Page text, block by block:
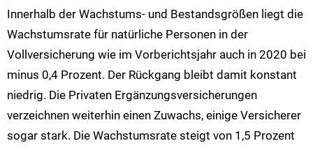
Innerhalb der Wachstums- und Bestandsgrößen liegt die
Wachstumsrate für natürliche Personen in der
Vollversicherung wie im Vorberichtsjahr auch in 2020 bei
minus 0,4 Prozent. Der Rückgang bleibt damit konstant
niedrig. Die Privaten Ergänzungsversicherungen
verzeichnen weiterhin einen Zuwachs, einige Versicherer
sogar stark. Die Wachstumsrate steigt von 1,5 Prozent